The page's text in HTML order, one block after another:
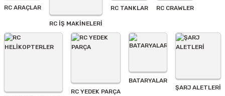
Ürün fiyatı diğer sitelerden daha pahalı.
Bu ürüne benzer farklı alternatifler olmalı.
Gönder
RC ARAÇLAR
RC İŞ MAKİNELERİ
RC TANKLAR RC CRAWLER
RC YEDEK PARÇA
BATARYALAR
ŞARJ ALETLERI